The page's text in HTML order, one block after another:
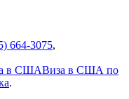
664-3075,
в СШАВиза в США по
.